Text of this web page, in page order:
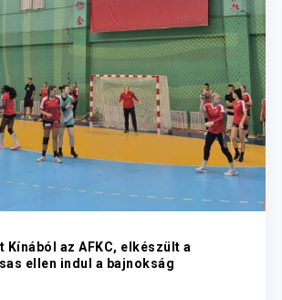
Kínából az AFKC, elkészült a
ellen indul a bajnokság